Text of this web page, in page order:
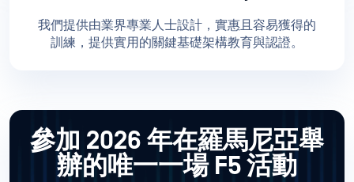
我們提供由業界專業人士設計，實惠且容易獲得的
訓練，提供實用的關鍵基礎架構教育與認證。
參加 2026 年在羅馬尼亞舉
辦的唯一一場 F5 活動